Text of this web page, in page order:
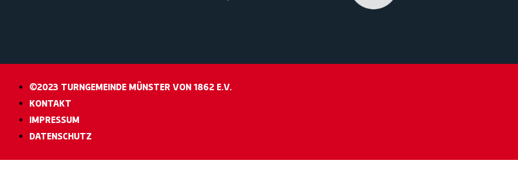
©2023 TURNGEMEINDE MÜNSTER VON 1862 E.V.
KONTAKT
IMPRESSUM
DATENSCHUTZ